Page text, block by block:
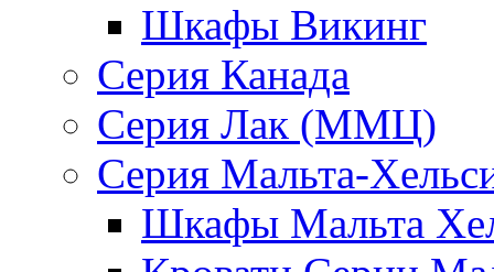
Шкафы Викинг
Серия Канада
Серия Лак (ММЦ)
Серия Мальта-
Шкафы Мальта